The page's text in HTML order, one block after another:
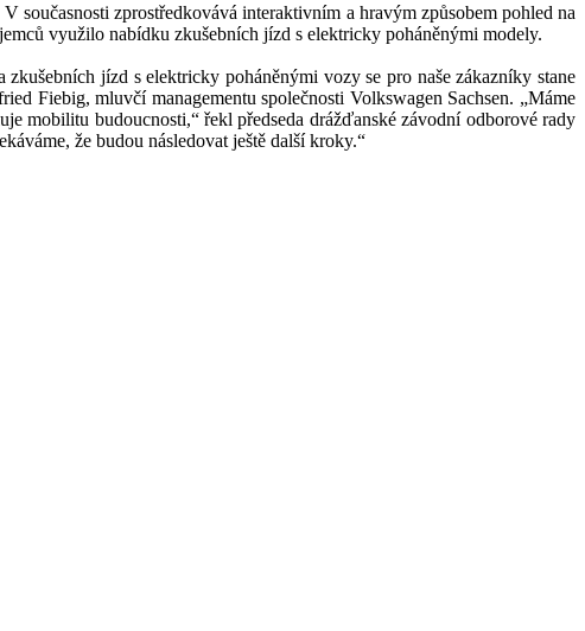
současnosti zprostředkovává interaktivním a hravým způsobem pohled na
využilo nabídku zkušebních jízd s elektricky poháněnými modely.
jízd s elektricky poháněnými vozy se pro naše zákazníky stane
Fiebig, mluvčí managementu společnosti Volkswagen Sachsen. „Máme
mobilitu budoucnosti,“ řekl předseda drážďanské závodní odborové rady
že budou následovat ještě další kroky.“